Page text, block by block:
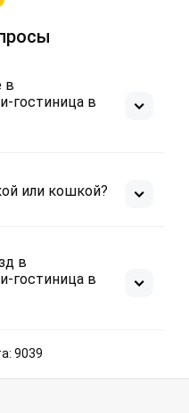
в
гостиница в
или кошкой?
в
гостиница в
9039